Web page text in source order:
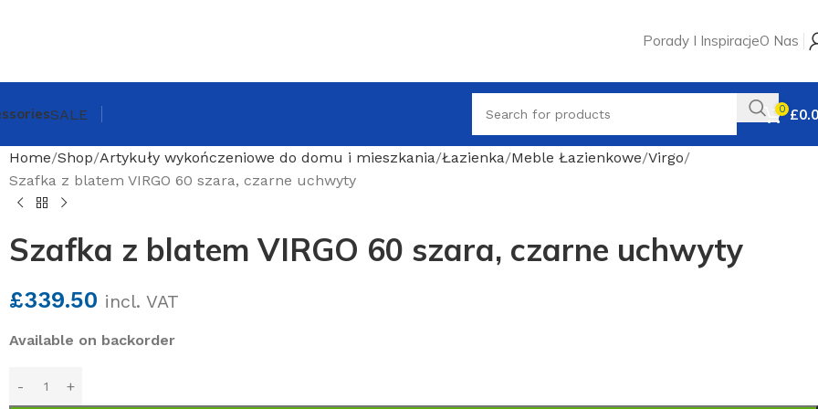
Porady I InspiracjeO Nas
SALE 0 £
Home Shop Artykuły wykończeniowe do domu i mieszkania Łazienka Meble Łazienkowe Virgo
Szafka z blatem VIRGO 60 szara, czarne uchwyty
Szafka z blatem VIRGO 60 szara, czarne uchwyty
£339.50 incl. VAT
Available on backorder